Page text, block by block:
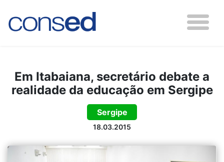
Em Itabaiana, secretário debate a
realidade da educação em Sergipe
Sergipe
18.03.2015